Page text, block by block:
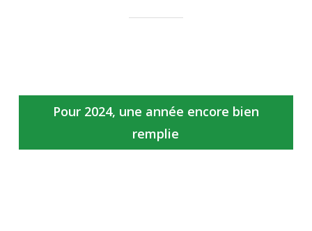
Pour 2024, une année encore bien
remplie